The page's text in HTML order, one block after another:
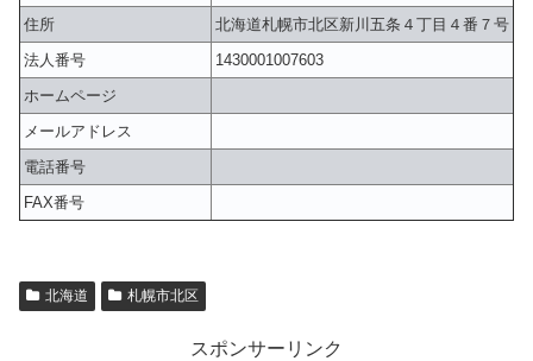
住所
北海道札幌市北区新川五条４丁目４番７号
法人番号
1430001007603
ホームページ
メールアドレス
電話番号
FAX番号
北海道 札幌市北区
スポンサーリンク